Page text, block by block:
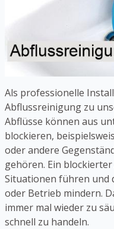
Als professionelle
Abflussreinigung zu
Abflüsse können aus
blockieren,
oder andere
gehören. Ein
Situationen führen und
oder Betrieb mindern.
immer mal wieder zu
schnell zu handeln.